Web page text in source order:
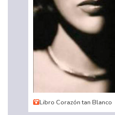
Libro Corazón tan Blanco